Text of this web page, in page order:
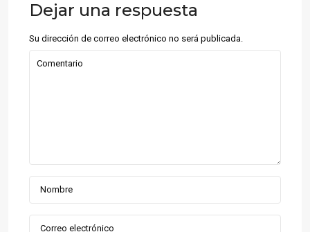
Dejar una respuesta
Su dirección de correo electrónico no será publicada.